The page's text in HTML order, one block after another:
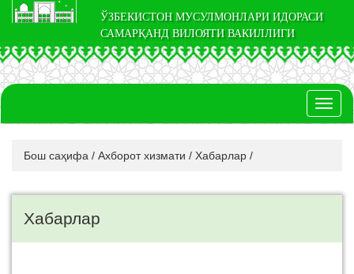
ЎЗБЕКИСТОН МУСУЛМОНЛАРИ ИДОРАСИ
САМАРҚАНД ВИЛОЯТИ ВАКИЛЛИГИ
Бош саҳифа / Ахборот хизмати / Хабарлар /
Хабарлар